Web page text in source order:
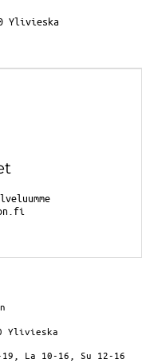
Ylivieska
Ylivieska
La 10-16, Su 12-16